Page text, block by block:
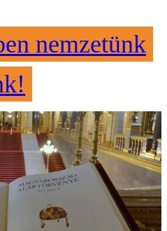
nemzetünk